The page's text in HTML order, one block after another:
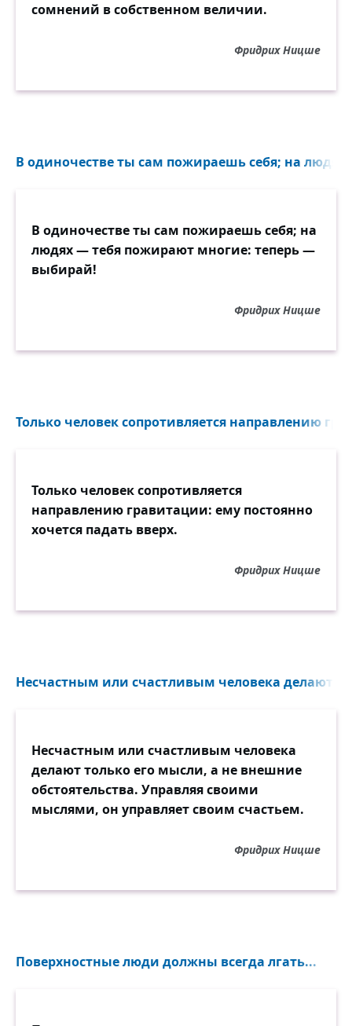
сомнений в собственном величии.
Фридрих Ницше
В одиночестве ты сам пожираешь себя; на
В одиночестве ты сам пожираешь себя; на
людях — тебя пожирают многие: теперь —
выбирай!
Фридрих Ницше
Только человек сопротивляется направлению
Только человек сопротивляется
направлению гравитации: ему постоянно
хочется падать вверх.
Фридрих Ницше
Несчастным или счастливым человека делают
Несчастным или счастливым человека
делают только его мысли, а не внешние
обстоятельства. Управляя своими
мыслями, он управляет своим счастьем.
Фридрих Ницше
Поверхностные люди должны всегда лгать...